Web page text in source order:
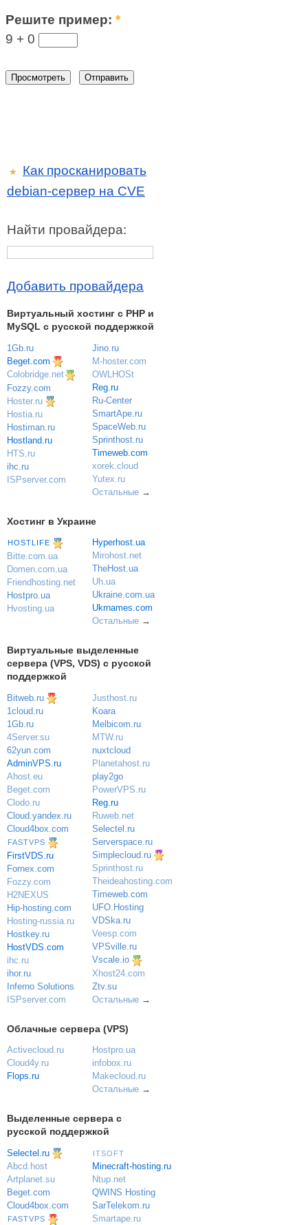
Решите пример:*
9 + 0
★
Как просканировать
debian-сервер на CVE
Найти провайдера:
Добавить провайдера
Виртуальный хостинг c PHP и
MySQL с русской поддержкой
1Gb.ru
Beget.com
Colobridge.net
Fozzy.com
Hoster.ru
Hostia.ru
Hostiman.ru
Hostland.ru
HTS.ru
ihc.ru
ISPserver.com
Jino.ru
M-hoster.com
OWLHOSt
Reg.ru
Ru-Center
SmartApe.ru
SpaceWeb.ru
Sprinthost.ru
Timeweb.com
xorek.cloud
Yutex.ru
Остальные→
Хостинг в Украине
HOSTLIFE
Bitte.com.ua
Domen.com.ua
Friendhosting.net
Hostpro.ua
Hvosting.ua
Hyperhost.ua
Mirohost.net
TheHost.ua
Uh.ua
Ukraine.com.ua
Ukrnames.com
Остальные→
Виртуальные выделенные
сервера (VPS, VDS) с русской
поддержкой
Bitweb.ru
1cloud.ru
1Gb.ru
4Server.su
62yun.com
AdminVPS.ru
Ahost.eu
Beget.com
Clodo.ru
Cloud.yandex.ru
Cloud4box.com
FASTVPS
FirstVDS.ru
Fornex.com
Fozzy.com
H2NEXUS
Hip-hosting.com
Hosting-russia.ru
Hostkey.ru
HostVDS.com
ihc.ru
ihor.ru
Inferno Solutions
ISPserver.com
Justhost.ru
Koara
Melbicom.ru
MTW.ru
nuxtcloud
Planetahost.ru
play2go
PowerVPS.ru
Reg.ru
Ruweb.net
Selectel.ru
Serverspace.ru
Simplecloud.ru
Sprinthost.ru
Theideahosting.com
Timeweb.com
UFO.Hosting
VDSka.ru
Veesp.com
VPSville.ru
Vscale.io
Xhost24.com
Ztv.su
Остальные→
Облачные сервера (VPS)
Activecloud.ru
Cloud4y.ru
Flops.ru
Hostpro.ua
infobox.ru
Makecloud.ru
Остальные→
Выделенные сервера с
русской поддержкой
Selectel.ru
Abcd.host
Artplanet.su
Beget.com
Cloud4box.com
FASTVPS
ITSOFT
Minecraft-hosting.ru
Ntup.net
QWINS Hosting
SarTelekom.ru
Smartape.ru